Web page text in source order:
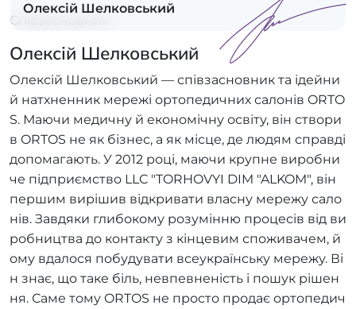
Олексій Шелковський
Співзасновник
Олексій Шелковський
Олексій Шелковський — співзасновник та ідейни
й натхненник мережі ортопедичних салонів ORTO
S. Маючи медичну й економічну освіту, він створи
в ORTOS не як бізнес, а як місце, де людям справді
допомагають. У 2012 році, маючи крупне виробни
че підприємство LLC "TORHOVYI DIM "ALKOM", він
першим вирішив відкривати власну мережу сало
нів. Завдяки глибокому розумінню процесів від ви
робництва до контакту з кінцевим споживачем, й
ому вдалося побудувати всеукраїнську мережу. Ві
н знає, що таке біль, невпевненість і пошук рішен
ня. Саме тому ORTOS не просто продає ортопедич